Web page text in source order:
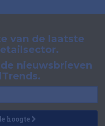
van de laatste
nieuwsbrieven
hoogte